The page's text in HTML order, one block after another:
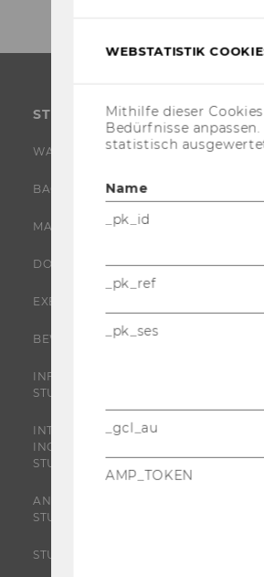
STUDIUM
WARUM WU?
BACHELOR
MASTER
DOKTORAT / PHD
EXECUTIVE EDUCATION
BEWERBUNG UND ZULASSUNG
INFORMATIONEN FÜR
STUDIERENDE
INTERNATIONALE UND
INCOMING EXCHANGE
STUDIERENDE
ANGEBOTE FÜR SCHULEN UND
STUDIENINTERESSIERTE
STUDENT CLUBS
WEBSTATISTIK
Mithilfe dieser
Bedürfnisse
statistisch
Name
_pk_id
_pk_ref
_pk_ses
_gcl_au
AMP_TOKEN